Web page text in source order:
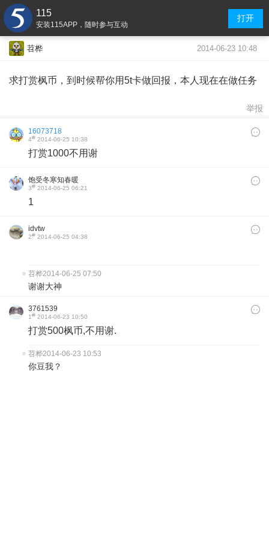
115
安装115APP，随时参与互动
打开
苕桦 2014-06-23 10:48
求打赏枫币，到时候帮你用5t卡做回报，本人现在在做任务
举报
16073718
4# 2014-06-25 10:38
打赏1000不用谢
饱受冬寒知春暖
3# 2014-06-25 06:21
1
idvtw
2# 2014-06-25 04:38
苕桦2014-06-25 07:50
谢谢大神
3761539
1# 2014-06-23 10:50
打赏500枫币,不用谢.
苕桦2014-06-23 10:53
你豆我？